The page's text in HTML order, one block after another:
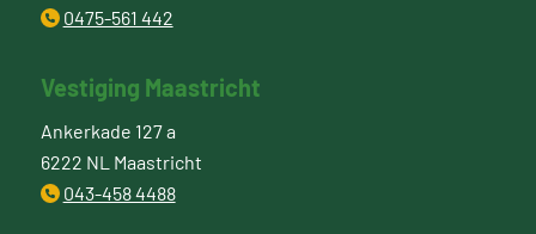
0475-561 442
Vestiging Maastricht
Ankerkade 127 a
6222 NL Maastricht
043-458 4488